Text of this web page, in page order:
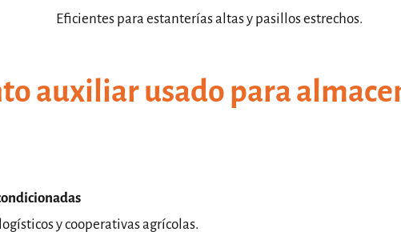
Eficientes para estanterías altas y pasillos estrechos.
auxiliar usado para
y cooperativas agrícolas.